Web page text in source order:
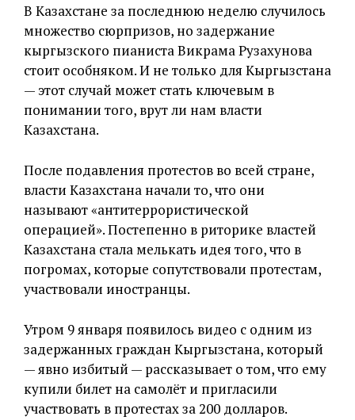
В Казахстане за последнюю неделю случилось
множество сюрпризов, но задержание
кыргызского пианиста Викрама Рузахунова
стоит особняком. И не только для Кыргызстана
— этот случай может стать ключевым в
понимании того, врут ли нам власти
Казахстана.
После подавления протестов во всей стране,
власти Казахстана начали то, что они
называют «антитеррористической
операцией». Постепенно в риторике властей
Казахстана стала мелькать идея того, что в
погромах, которые сопутствовали протестам,
участвовали иностранцы.
Утром 9 января появилось видео с одним из
задержанных граждан Кыргызстана, который
— явно избитый — рассказывает о том, что ему
купили билет на самолёт и пригласили
участвовать в протестах за 200 долларов.